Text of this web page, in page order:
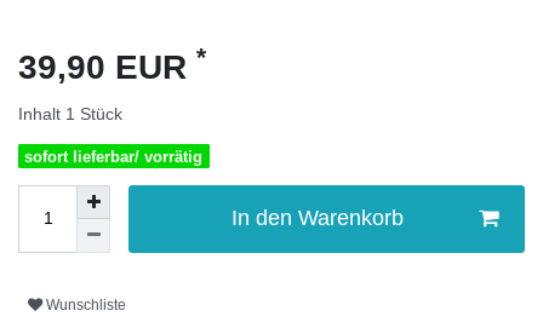
39,90 EUR *
Inhalt 1 Stück
sofort lieferbar/ vorrätig
In den Warenkorb
Wunschliste